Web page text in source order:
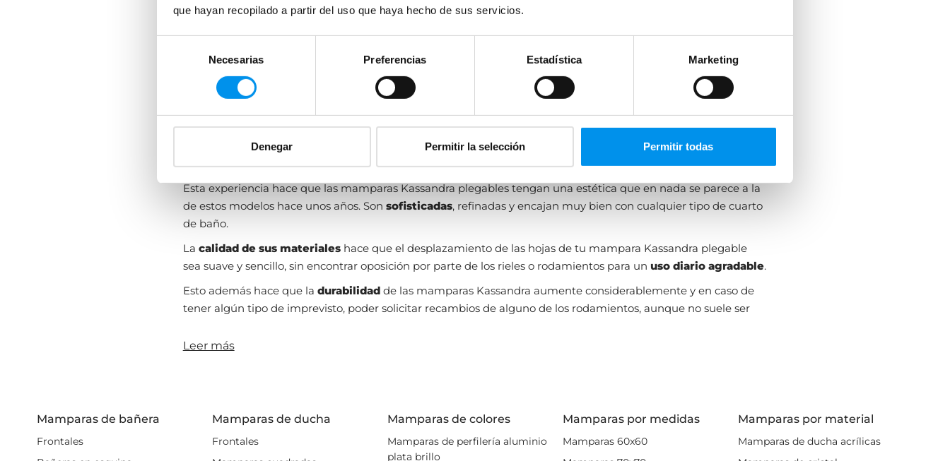
que hayan recopilado a partir del uso que haya hecho de sus servicios.
consentimiento
Necesarias Preferencias Estadística Marketing
Denegar Permitir la selección Permitir todas
Esta experiencia hace que las mamparas Kassandra plegables tengan una estética que en nada se parece a la
de estos modelos hace unos años. Son sofisticadas, refinadas y encajan muy bien con cualquier tipo de cuarto
de baño.
La calidad de sus materialeshace que el desplazamiento de las hojas de tu mampara Kassandra plegable
sea suave y sencillo, sin encontrar oposición por parte de los rieles o rodamientos para un uso diario agradable.
Esto además hace que la durabilidadde las mamparas Kassandra aumente considerablemente y en caso de
tener algún tipo de imprevisto, poder solicitar recambios de alguno de los rodamientos, aunque no suele ser
Comprar mamparas plegables Kassandra
firma,eligiendo la colocación y hacia dónde abrir en caso de necesitarlo.
Este tipo de mamparas son ideales cuando no contamos con espacio suficiente por fuera del plato de ducha
Leer más
Mamparas de bañera
Frontales
Mamparas de ducha
Frontales
Mamparas de colores
Mamparas de perfilería aluminio
plata brillo
Mamparas por medidas
Mamparas 60x60
Mamparas por material
Mamparas de ducha acrílicas